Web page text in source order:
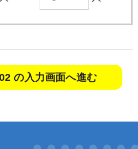
の入力画面へ進む